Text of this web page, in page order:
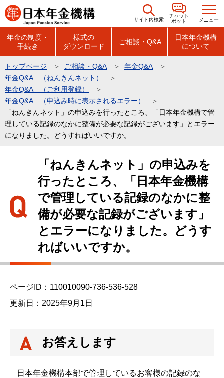
こ
の
の
先
頭
す
サイト内検索
チャット
ボット
メニュー
年金の制度・
手続き
様式の
ダウンロード
ご相談・Q&A
日本年金機構
について
トップページ ご相談・Q&A
年金Q&A
年金Q&A （ねんきんネット）
年金Q&A （ご利用登録）
年金Q&A （申込み時に表示されるエラー）
「ねんきんネット」の申込みを行ったところ、「日本年金機構で管
理している記録のなかに整備が必要な記録がございます」とエラー
になりました。どうすればいいですか。
「ねんきんネット」の申込みを
行ったところ、「日本年金機構
で管理している記録のなかに整
備が必要な記録がございます」
とエラーになりました。どうす
ればいいですか。
ページID：110010090-736-536-528
更新日：2025年9月1日
お答えします
日本年金機構本部で管理しているお客様の記録のな